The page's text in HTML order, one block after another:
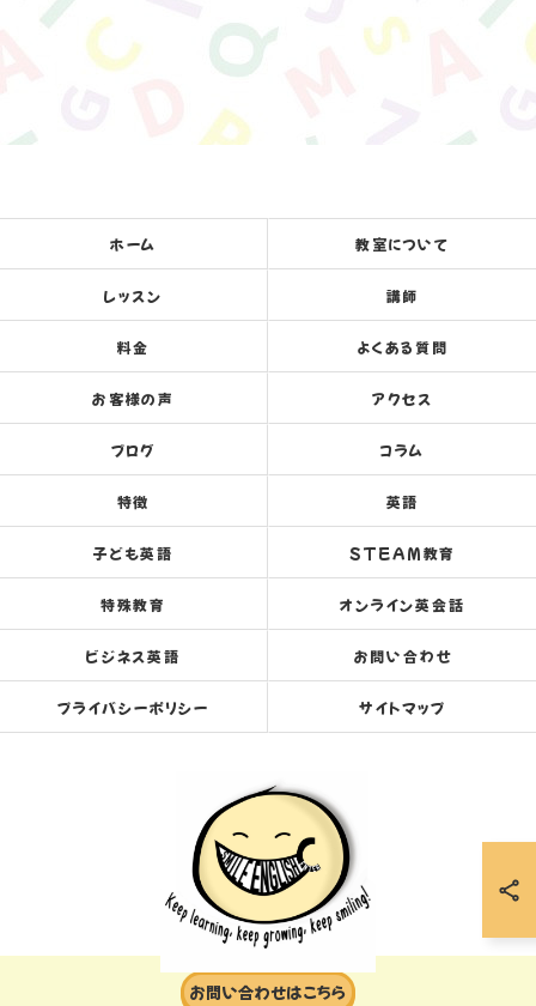
お問い合わせはこちら
ホーム 教室について
レッスン 講師
料金 よくある質問
お客様の声 アクセス
ブログ コラム
特徴 英語
子ども英語 STEAM教育
特殊教育 オンライン英会話
ビジネス英語 お問い合わせ
プライバシーポリシー サイトマップ
© 2026 岐阜の英会話ならスマイルイングリッシュセンター ALL RIGHTS RESERVED.